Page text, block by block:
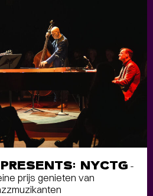
NYCTG-
prijs genieten van